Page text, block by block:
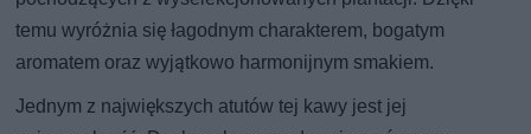
temu wyróżnia się łagodnym charakterem, bogatym
aromatem oraz wyjątkowo harmonijnym smakiem.
Jednym z największych atutów tej kawy jest jej